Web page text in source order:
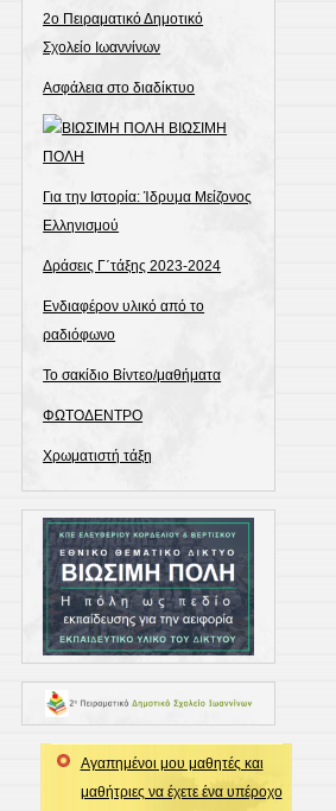
2ο Πειραματικό Δημοτικό
Σχολείο Ιωαννίνων
Ασφάλεια στο διαδίκτυο
ΒΙΩΣΙΜΗ
ΠΟΛΗ
Για την Ιστορία: Ίδρυμα Μείζονος
Ελληνισμού
Δράσεις Γ΄τάξης 2023-2024
Ενδιαφέρον υλικό από το
ραδιόφωνο
Το σακίδιο Βίντεο/μαθήματα
ΦΩΤΟΔΕΝΤΡΟ
Χρωματιστή τάξη
Αγαπημένοι μου μαθητές και
μαθήτριες να έχετε ένα υπέροχο